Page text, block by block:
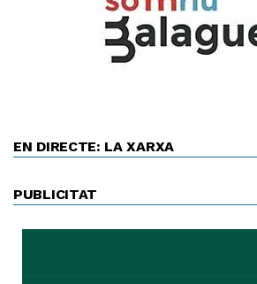
EN DIRECTE: LA XARXA
PUBLICITAT